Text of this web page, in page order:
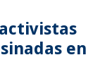
en